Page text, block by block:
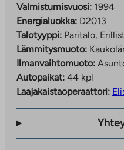
Valmistumisvuosi: 1994
Energialuokka: D2013
Talotyyppi: Paritalo,
Lämmitysmuoto:
Ilmanvaihtomuoto:
Autopaikat: 44 kpl
Laajakaistaoperaattori: